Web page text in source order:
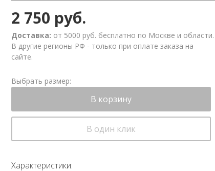
2 750 руб.
Доставка: от 5000 руб. бесплатно по Москве и области.
В другие регионы РФ - только при оплате заказа на
сайте.
Выбрать размер:
В корзину
В один клик
Характеристики: